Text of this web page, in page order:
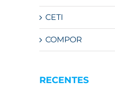
CETI
COMPOR
RECENTES